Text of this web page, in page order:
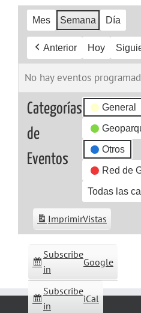
Mes Semana Día
Anterior Hoy
No hay eventos
Categorías
de
Eventos
General
Otros
Red de
Todas las
Subscribe
in
Google
Subscribe
in
iCal
ImprimirVistas